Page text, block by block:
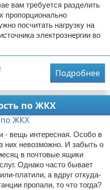
вам требуется разделить
пропорционально
посчитать нагрузку на
электроэнергии во
Подробнее
по ЖКХ
вещь интересная. Особо в
них невозможно. И забыть о
в почтовые ящики
Однако часто бывает
платили, а вдруг откуда-
пропали, то что тогда?